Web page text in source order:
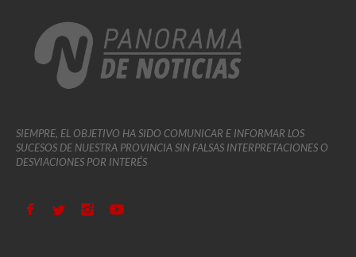
SIEMPRE, EL OBJETIVO HA SIDO COMUNICAR E INFORMAR LOS
SUCESOS DE NUESTRA PROVINCIA SIN FALSAS INTERPRETACIONES O
DESVIACIONES POR INTERÉS